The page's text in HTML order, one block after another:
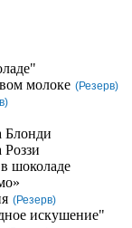
молоке (Резерв)
Блонди
шоколаде
(Резерв)
искушение"